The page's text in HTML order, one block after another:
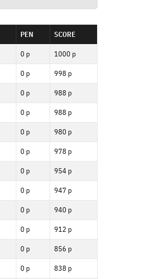
PEN SCORE
0 p 1000 p
0 p 998 p
0 p 988 p
0 p 988 p
0 p 980 p
0 p 978 p
0 p 954 p
0 p 947 p
0 p 940 p
0 p 912 p
0 p 856 p
0 p 838 p